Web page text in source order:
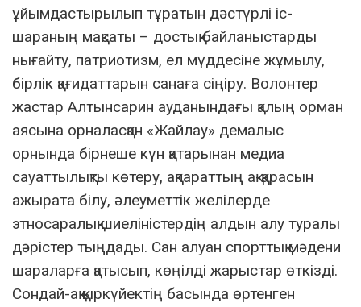
ұйымдастырылып тұратын дәстүрлі іс-
шараның мақсаты – достық байланыстарды
нығайту, патриотизм, ел мүддесіне жұмылу,
бірлік қағидаттарын санаға сіңіру. Волонтер
жастар Алтынсарин ауданындағы қалың орман
аясына орналасқан «Жайлау» демалыс
орнында бірнеше күн қатарынан медиа
сауаттылықты көтеру, ақпараттың ақ-қарасын
ажырата білу, әлеуметтік желілерде
этносаралық шиеліністердің алдын алу туралы
дәрістер тыңдады. Сан алуан спорттық мәдени
шараларға қатысып, көңілді жарыстар өткізді.
Сондай-ақ қыркүйектің басында өртенген